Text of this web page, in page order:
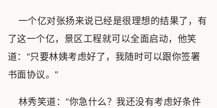
一个亿对张扬来说已经是很理想的结果了，有
了这一个亿，景区工程就可以全面启动，他笑
道：“只要林姨考虑好了，我随时可以跟你签署
书面协议。”
林秀笑道：“你急什么？我还没有考虑好条件